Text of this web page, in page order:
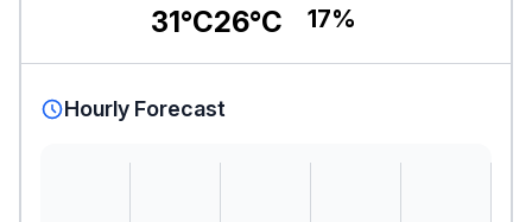
31°C26°C 17%
Hourly Forecast